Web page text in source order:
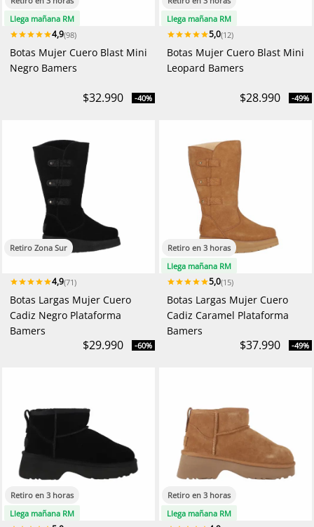
Llega mañana RM
4,9(98)
Botas Mujer Cuero Blast Mini
Negro Bamers
$32.990 -40%
Llega mañana RM
5,0(12)
Botas Mujer Cuero Blast Mini
Leopard Bamers
$28.990 -49%
Retiro Zona Sur
4,9(71)
Botas Largas Mujer Cuero
Cadiz Negro Plataforma
Bamers
$29.990 -60%
Retiro en 3 horas
Llega mañana RM
5,0(15)
Botas Largas Mujer Cuero
Cadiz Caramel Plataforma
Bamers
$37.990 -49%
Retiro en 3 horas
Llega mañana RM
Retiro en 3 horas
Llega mañana RM